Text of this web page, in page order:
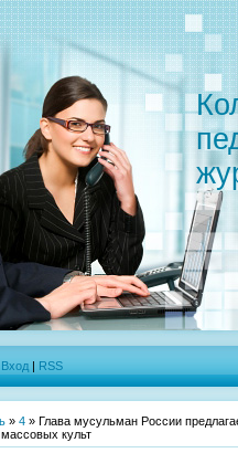
Вход | RSS
» 4 » Глава мусульман России
культ